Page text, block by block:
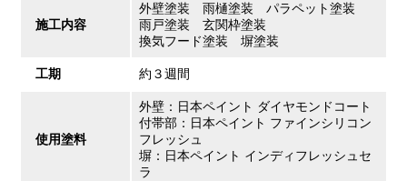
施工内容
外壁塗装 雨樋塗装 パラペット塗装
雨戸塗装 玄関枠塗装
換気フード塗装 塀塗装
工期 約３週間
使用塗料
外壁：日本ペイント ダイヤモンドコート
付帯部：日本ペイント ファインシリコン
フレッシュ
塀：日本ペイント インディフレッシュセ
ラ